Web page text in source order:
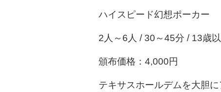
ハイスピード幻想ポーカー
2人～6人 / 30～45分 / 13歳
頒布価格：4,000円
テキサスホールデムを大胆に